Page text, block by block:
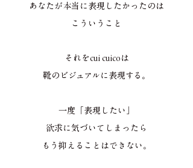
あなたが本当に表現したかったのは
こういうこと
それをcui cuicoは
靴のビジュアルに表現する。
一度「表現したい」
欲求に気づいてしまったら
もう抑えることはできない。